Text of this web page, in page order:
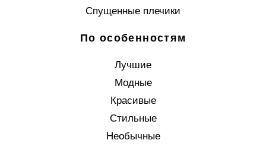
Спущенные плечики
По особенностям
Лучшие
Модные
Красивые
Стильные
Необычные